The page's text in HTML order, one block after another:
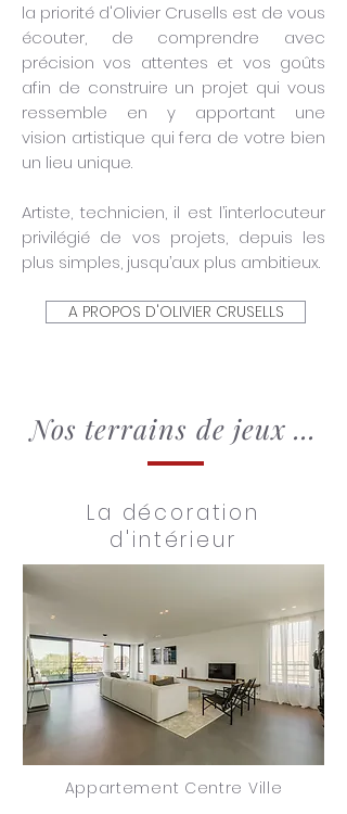
la priorité d'Olivier Crusells est de vous
écouter, de comprendre avec
précision vos attentes et vos goûts
afin de construire un projet qui vous
ressemble en y apportant une
vision artistique qui fera de votre bien
un lieu unique.
Artiste, technicien, il est l’interlocuteur
privilégié de vos projets, depuis les
plus simples, jusqu’aux plus ambitieux.
A PROPOS D'OLIVIER CRUSELLS
Nos terrains de jeux ...
La décoration
d'intérieur
Appartement Centre Ville